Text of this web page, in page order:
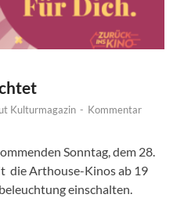
Kulturmagazin - Kommentar
Sonntag, dem 28.
die Arthouse-Kinos ab 19
einschalten.